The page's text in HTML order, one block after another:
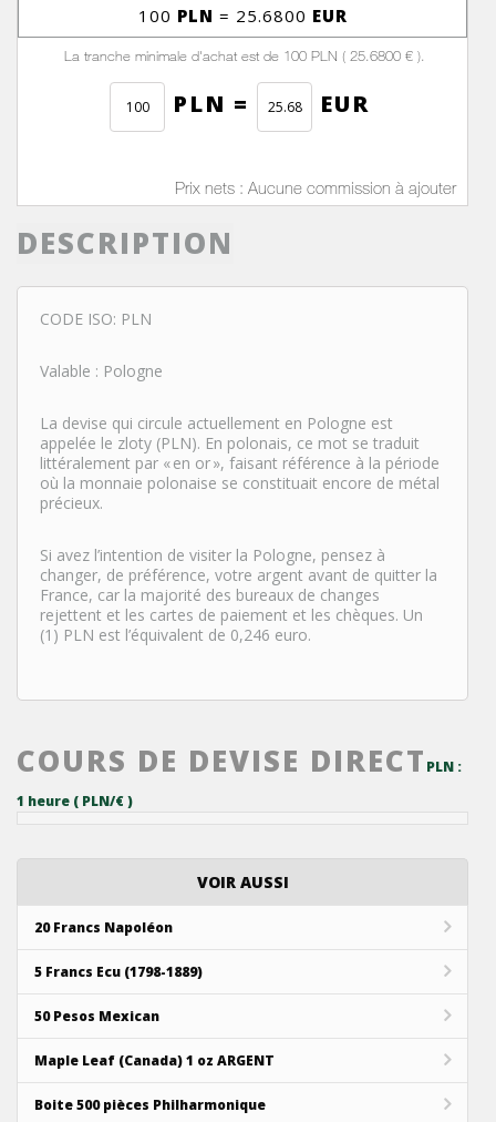
100 PLN = 25.6800 EUR
La tranche minimale d'achat est de 100 PLN ( 25.6800 € ).
PLN = EUR
Prix nets : Aucune commission à ajouter
DESCRIPTION
CODE ISO: PLN
Valable : Pologne
La devise qui circule actuellement en Pologne est
appelée le zloty (PLN). En polonais, ce mot se traduit
littéralement par «en or», faisant référence à la période
où la monnaie polonaise se constituait encore de métal
précieux.
Si avez l’intention de visiter la Pologne, pensez à
changer, de préférence, votre argent avant de quitter la
France, car la majorité des bureaux de changes
rejettent et les cartes de paiement et les chèques. Un
(1) PLN est l’équivalent de 0,246 euro.
COURS DE DEVISE DIRECT PLN :
1 heure ( PLN/€ )
VOIR AUSSI
20 Francs Napoléon
5 Francs Ecu (1798-1889)
50 Pesos Mexican
Maple Leaf (Canada) 1 oz ARGENT
Boite 500 pièces Philharmonique